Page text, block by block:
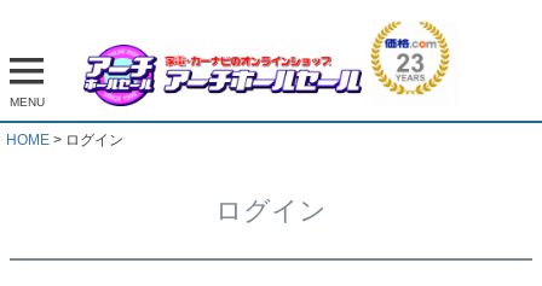
MENU
HOME ログイン
ログイン